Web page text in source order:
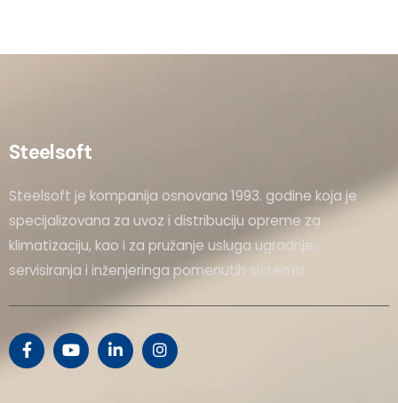
Steelsoft
Steelsoft je kompanija osnovana 1993. godine koja je
specijalizovana za uvoz i distribuciju opreme za
klimatizaciju, kao i za pružanje usluga ugradnje,
servisiranja i inženjeringa pomenutih sistema.